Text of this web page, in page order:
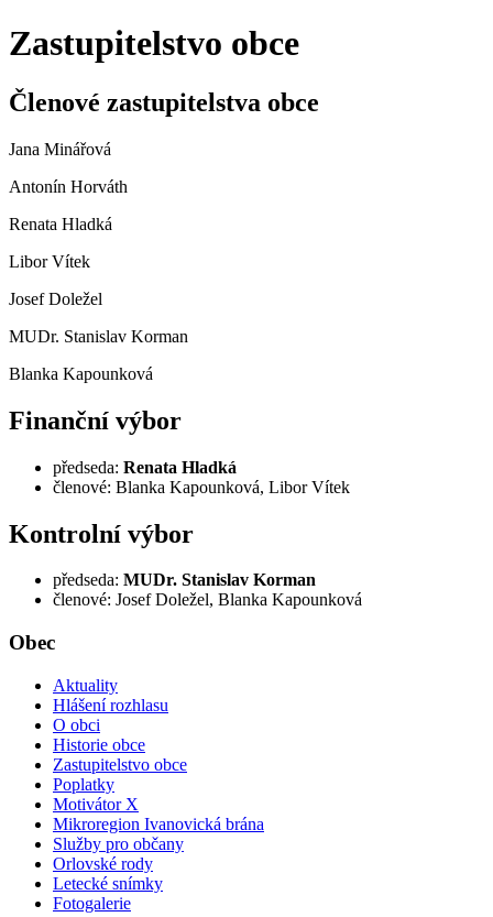
Zastupitelstvo obce
Členové zastupitelstva obce
Jana Minářová
Antonín Horváth
Renata Hladká
Libor Vítek
Josef Doležel
MUDr. Stanislav Korman
Blanka Kapounková
Finanční výbor
předseda: Renata Hladká
členové: Blanka Kapounková, Libor Vítek
Kontrolní výbor
předseda: MUDr. Stanislav Korman
členové: Josef Doležel, Blanka Kapounková
Obec
Aktuality
Hlášení rozhlasu
O obci
Historie obce
Zastupitelstvo obce
Poplatky
Motivátor X
Mikroregion Ivanovická brána
Služby pro občany
Orlovské rody
Letecké snímky
Fotogalerie